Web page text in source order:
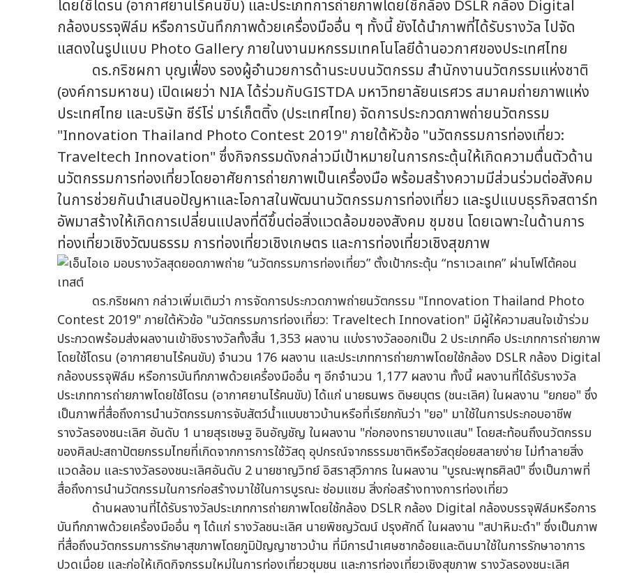
โดยใช้โดรน (อากาศยานไร้คนขับ) และประเภทการถ่ายภาพโดยใช้กล้อง DSLR กล้อง Digital
กล้องบรรจุฟิล์ม หรือการบันทึกภาพด้วยเครื่องมืออื่น ๆ ทั้งนี้ ยังได้นำภาพที่ได้รับรางวัล ไปจัด
แสดงในรูปแบบ Photo Gallery ภายในงานมหกรรมเทคโนโลยีด้านอวกาศของประเทศไทย
ดร.กริชผกา บุญเฟื่อง รองผู้อำนวยการด้านระบบนวัตกรรม สำนักงานนวัตกรรมแห่งชาติ
(องค์การมหาชน) เปิดเผยว่า NIA ได้ร่วมกับGISTDA มหาวิทยาลัยนเรศวร สมาคมถ่ายภาพแห่ง
ประเทศไทย และบริษัท ชีร์โร่ มาร์เก็ตติ้ง (ประเทศไทย) จัดการประกวดภาพถ่ายนวัตกรรม
"Innovation Thailand Photo Contest 2019" ภายใต้หัวข้อ "นวัตกรรมการท่องเที่ยว:
Traveltech Innovation" ซึ่งกิจกรรมดังกล่าวมีเป้าหมายในการกระตุ้นให้เกิดความตื่นตัวด้าน
นวัตกรรมการท่องเที่ยวโดยอาศัยการถ่ายภาพเป็นเครื่องมือ พร้อมสร้างความมีส่วนร่วมต่อสังคม
ในการช่วยกันนำเสนอปัญหาและโอกาสในพัฒนานวัตกรรมการท่องเที่ยว และรูปแบบธุรกิจสตาร์ท
อัพมาสร้างให้เกิดการเปลี่ยนแปลงที่ดีขึ้นต่อสิ่งแวดล้อมของสังคม ชุมชน โดยเฉพาะในด้านการ
ท่องเที่ยวเชิงวัฒนธรรม การท่องเที่ยวเชิงเกษตร และการท่องเที่ยวเชิงสุขภาพ
ดร.กริชผกา กล่าวเพิ่มเติมว่า การจัดการประกวดภาพถ่ายนวัตกรรม "Innovation Thailand Photo
Contest 2019" ภายใต้หัวข้อ "นวัตกรรมการท่องเที่ยว: Traveltech Innovation" มีผู้ให้ความสนใจเข้าร่วม
ประกวดพร้อมส่งผลงานเข้าชิงรางวัลทั้งสิ้น 1,353 ผลงาน แบ่งรางวัลออกเป็น 2 ประเภทคือ ประเภทการถ่ายภาพ
โดยใช้โดรน (อากาศยานไร้คนขับ) จำนวน 176 ผลงาน และประเภทการถ่ายภาพโดยใช้กล้อง DSLR กล้อง Digital
กล้องบรรจุฟิล์ม หรือการบันทึกภาพด้วยเครื่องมืออื่น ๆ อีกจำนวน 1,177 ผลงาน ทั้งนี้ ผลงานที่ได้รับรางวัล
ประเภทการถ่ายภาพโดยใช้โดรน (อากาศยานไร้คนขับ) ได้แก่ นายธนพร ดิษยบุตร (ชนะเลิศ) ในผลงาน "ยกยอ" ซึ่ง
เป็นภาพที่สื่อถึงการนำนวัตกรรมการจับสัตว์น้ำแบบชาวบ้านหรือที่เรียกกันว่า "ยอ" มาใช้ในการประกอบอาชีพ
รางวัลรองชนะเลิศ อันดับ 1 นายสุรเชษฐ อินอัญชัญ ในผลงาน "ก่อกองทรายบางแสน" โดยสะท้อนถึงนวัตกรรม
ของศิลปะสถาปัตยกรรมไทยที่เกิดจากการการใช้วัสดุ อุปกรณ์จากธรรมชาติหรือวัสดุย่อยสลายง่าย ไม่ทำลายสิ่ง
แวดล้อม และรางวัลรองชนะเลิศอันดับ 2 นายชาญวิทย์ อิสราสุวิภากร ในผลงาน "บูรณะพุทธศิลป์" ซึ่งเป็นภาพที่
สื่อถึงการนำนวัตกรรมในการก่อสร้างมาใช้ในการบูรณะ ซ่อมแซม สิ่งก่อสร้างทางการท่องเที่ยว
ด้านผลงานที่ได้รับรางวัลประเภทการถ่ายภาพโดยใช้กล้อง DSLR กล้อง Digital กล้องบรรจุฟิล์มหรือการ
บันทึกภาพด้วยเครื่องมืออื่น ๆ ได้แก่ รางวัลชนะเลิศ นายพิชญวัฒน์ ปรุงศักดิ์ ในผลงาน "สปาหิมะดำ" ซึ่งเป็นภาพ
ที่สื่อถึงนวัตกรรมการรักษาสุขภาพโดยภูมิปัญญาชาวบ้าน ที่มีการนำเศษซากอ้อยและดินมาใช้ในการรักษาอาการ
ปวดเมื่อย และก่อให้เกิดกิจกรรมใหม่ในการท่องเที่ยวชุมชน และการท่องเที่ยวเชิงสุขภาพ รางวัลรองชนะเลิศ